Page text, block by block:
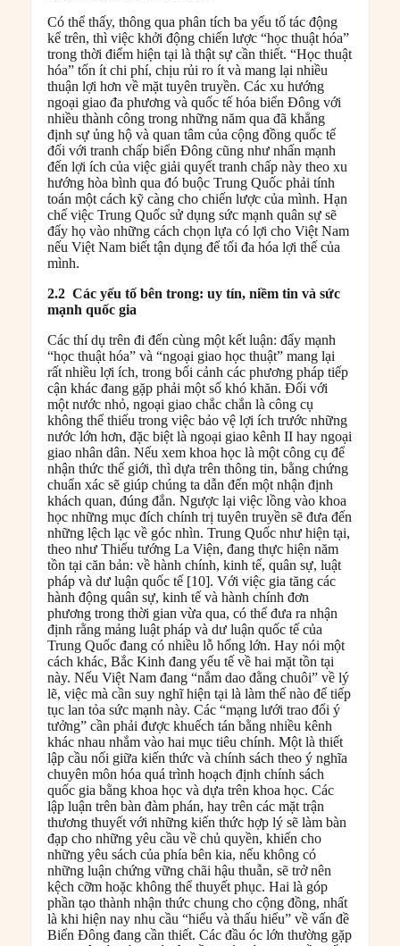
Có thể thấy, thông qua phân tích ba yếu tố tác động
kể trên, thì việc khởi động chiến lược “học thuật hóa”
trong thời điểm hiện tại là thật sự cần thiết. “Học thuật
hóa” tốn ít chi phí, chịu rủi ro ít và mang lại nhiều
thuận lợi hơn về mặt tuyên truyền. Các xu hướng
ngoại giao đa phương và quốc tế hóa biển Đông với
nhiều thành công trong những năm qua đã khẳng
định sự ủng hộ và quan tâm của cộng đồng quốc tế
đối với tranh chấp biển Đông cũng như nhấn mạnh
đến lợi ích của việc giải quyết tranh chấp này theo xu
hướng hòa bình qua đó buộc Trung Quốc phải tính
toán một cách kỹ càng cho chiến lược của mình. Hạn
chế việc Trung Quốc sử dụng sức mạnh quân sự sẽ
đẩy họ vào những cách chọn lựa có lợi cho Việt Nam
nếu Việt Nam biết tận dụng để tối đa hóa lợi thế của
mình.
2.2Các yếu tố bên trong: uy tín, niềm tin và sức
mạnh quốc gia
Các thí dụ trên đi đến cùng một kết luận: đẩy mạnh
“học thuật hóa” và “ngoại giao học thuật” mang lại
rất nhiều lợi ích, trong bối cảnh các phương pháp tiếp
cận khác đang gặp phải một số khó khăn. Đối với
một nước nhỏ, ngoại giao chắc chắn là công cụ
không thể thiếu trong việc bảo vệ lợi ích trước những
nước lớn hơn, đặc biệt là ngoại giao kênh II hay ngoại
giao nhân dân. Nếu xem khoa học là một công cụ để
nhận thức thế giới, thì dựa trên thông tin, bằng chứng
chuẩn xác sẽ giúp chúng ta dẫn đến một nhận định
khách quan, đúng đắn. Ngược lại việc lồng vào khoa
học những mục đích chính trị tuyên truyền sẽ đưa đến
những lệch lạc về góc nhìn. Trung Quốc như hiện tại,
theo như Thiếu tướng La Viện, đang thực hiện năm
tồn tại căn bản: về hành chính, kinh tế, quân sự, luật
pháp và dư luận quốc tế [10]. Với việc gia tăng các
hành động quân sự, kinh tế và hành chính đơn
phương trong thời gian vừa qua, có thể đưa ra nhận
định rằng mảng luật pháp và dư luận quốc tế của
Trung Quốc đang có nhiều lỗ hổng lớn. Hay nói một
cách khác, Bắc Kinh đang yếu tế về hai mặt tồn tại
này. Nếu Việt Nam đang “nắm dao đằng chuôi” về lý
lẽ, việc mà cần suy nghĩ hiện tại là làm thế nào để tiếp
tục lan tỏa sức mạnh này. Các “mạng lưới trao đổi ý
tưởng” cần phải được khuếch tán bằng nhiều kênh
khác nhau nhắm vào hai mục tiêu chính. Một là thiết
lập cầu nối giữa kiến thức và chính sách theo ý nghĩa
chuyên môn hóa quá trình hoạch định chính sách
quốc gia bằng khoa học và dựa trên khoa học. Các
lập luận trên bàn đàm phán, hay trên các mặt trận
thương thuyết với những kiến thức hợp lý sẽ làm bàn
đạp cho những yêu cầu về chủ quyền, khiến cho
những yêu sách của phía bên kia, nếu không có
những luận chứng vững chãi hậu thuẫn, sẽ trở nên
kệch cỡm hoặc không thể thuyết phục. Hai là góp
phần tạo thành nhận thức chung cho cộng đồng, nhất
là khi hiện nay nhu cầu “hiểu và thấu hiểu” về vấn đề
Biển Đông đang cần thiết. Các đầu óc lớn thường gặp